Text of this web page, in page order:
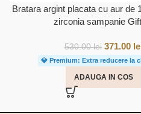
Bratara argint placata cu aur de
zirconia sampanie
530.00lei 371.00
💎 Premium: Extra reducere la
ADAUGA IN COS